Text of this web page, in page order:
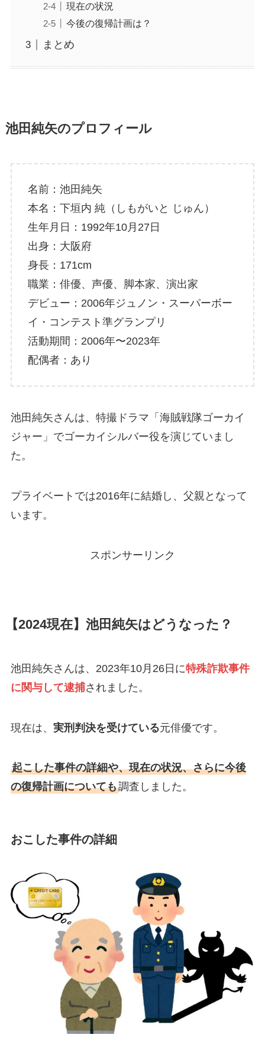
現在の状況
今後の復帰計画は？
まとめ
池田純矢のプロフィール
名前：池田純矢
本名：下垣内 純（しもがいと じゅん）
生年月日：1992年10月27日
出身：大阪府
身長：171cm
職業：俳優、声優、脚本家、演出家
デビュー：2006年ジュノン・スーパーボー
イ・コンテスト準グランプリ
活動期間：2006年〜2023年
配偶者：あり
池田純矢さんは、特撮ドラマ「海賊戦隊ゴーカイ
ジャー」でゴーカイシルバー役を演じていまし
た。
プライベートでは2016年に結婚し、父親となって
います。
スポンサーリンク
【2024現在】池田純矢はどうなった？
池田純矢さんは、2023年10月26日に特殊詐欺事件
に関与して逮捕されました。
現在は、 実刑判決を受けている元俳優です。
起こした事件の詳細や、現在の状況、さらに今後
の復帰計画についても調査しました。
おこした事件の詳細